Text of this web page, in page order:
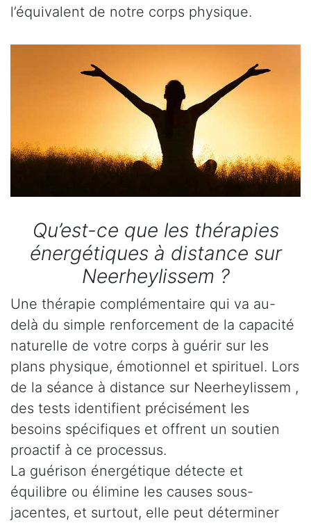
l’équivalent de notre corps physique.
Qu’est-ce que les thérapies
énergétiques à distance sur
Neerheylissem ?
Une thérapie complémentaire qui va au-
delà du simple renforcement de la capacité
naturelle de votre corps à guérir sur les
plans physique, émotionnel et spirituel. Lors
de la séance à distance sur Neerheylissem ,
des tests identifient précisément les
besoins spécifiques et offrent un soutien
proactif à ce processus.
La guérison énergétique détecte et
équilibre ou élimine les causes sous-
jacentes, et surtout, elle peut déterminer